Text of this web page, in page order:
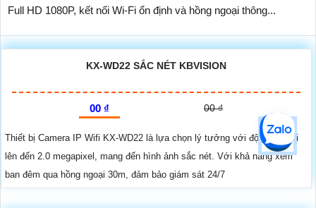
Full HD 1080P, kết nối Wi-Fi ổn định và hồng ngoại thông...
KX-WD22 SẮC NÉT KBVISION
00 ₫ 00 ₫
Thiết bị Camera IP Wifi KX-WD22 là lựa chọn lý tưởng với độ phân giải
lên đến 2.0 megapixel, mang đến hình ảnh sắc nét. Với khả năng xem
ban đêm qua hồng ngoại 30m, đảm bảo giám sát 24/7